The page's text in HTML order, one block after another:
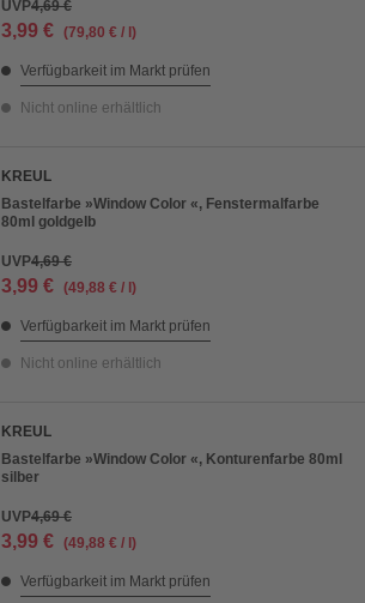
UVP4,69 €
3,99 € (79,80 € / l)
Verfügbarkeit im Markt prüfen
Nicht online erhältlich
KREUL
Bastelfarbe »Window Color «, Fenstermalfarbe
80ml goldgelb
UVP4,69 €
3,99 € (49,88 € / l)
Verfügbarkeit im Markt prüfen
Nicht online erhältlich
KREUL
Bastelfarbe »Window Color «, Konturenfarbe 80ml
silber
UVP4,69 €
3,99 € (49,88 € / l)
Verfügbarkeit im Markt prüfen